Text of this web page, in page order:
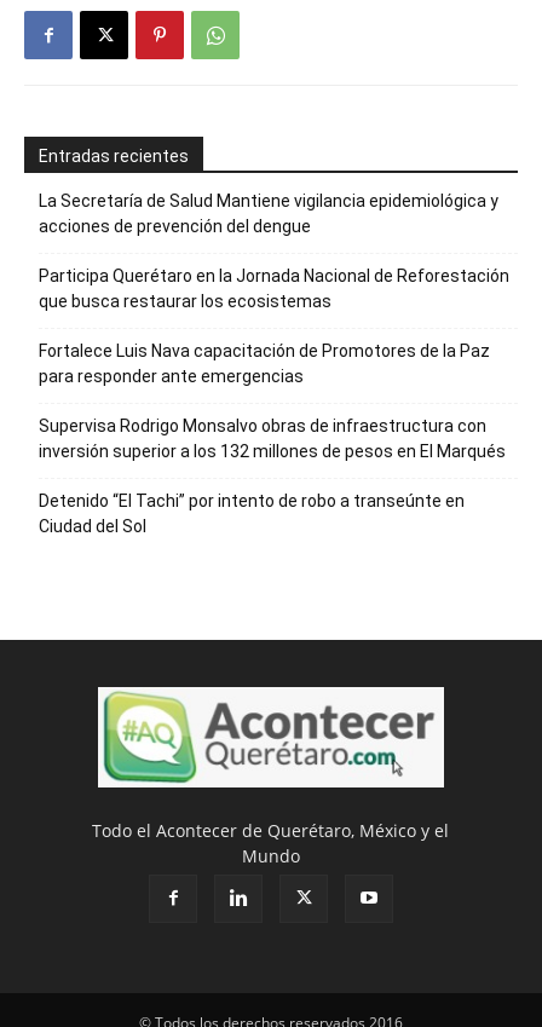
Entradas recientes
La Secretaría de Salud Mantiene vigilancia epidemiológica y
acciones de prevención del dengue
Participa Querétaro en la Jornada Nacional de Reforestación
que busca restaurar los ecosistemas
Fortalece Luis Nava capacitación de Promotores de la Paz
para responder ante emergencias
Supervisa Rodrigo Monsalvo obras de infraestructura con
inversión superior a los 132 millones de pesos en El Marqués
Detenido “El Tachi” por intento de robo a transeúnte en
Ciudad del Sol
Todo el Acontecer de Querétaro, México y el
Mundo
© Todos los derechos reservados 2016